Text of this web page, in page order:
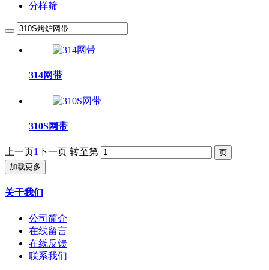
分样筛
314网带
310S网带
上一页1下一页 转至第
加载更多
关于我们
公司简介
在线留言
在线反馈
联系我们